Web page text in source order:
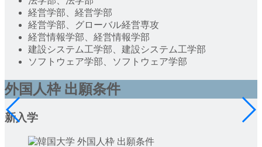
経営学部、経営学部
経営学部、グローバル経営専攻
経営情報学部、経営情報学部
建設システム工学部、建設システム工学部
ソフトウェア学部、ソフトウェア学部
外国人枠 出願条件
新入学